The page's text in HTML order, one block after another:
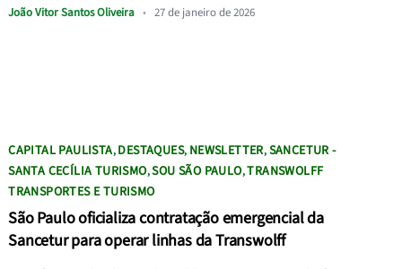
João Vitor Santos Oliveira • 27 de janeiro de 2026
CAPITAL PAULISTA,DESTAQUES, NEWSLETTER,SANCETUR -
SANTA CECÍLIA TURISMO,SOU SÃO PAULO,TRANSWOLFF
TRANSPORTES E TURISMO
São Paulo oficializa contratação emergencial da
Sancetur para operar linhas da Transwolff